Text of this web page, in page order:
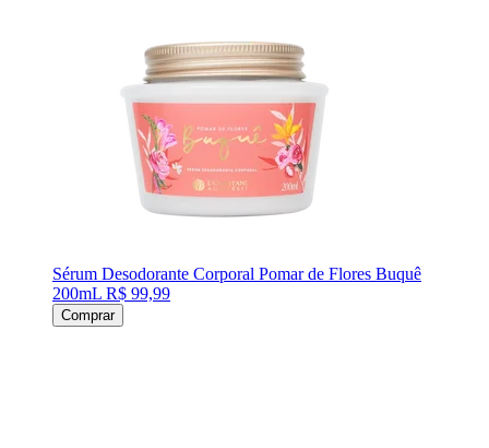
Sérum Desodorante Corporal Pomar de Flores Buquê
200mL R$ 99,99
Comprar